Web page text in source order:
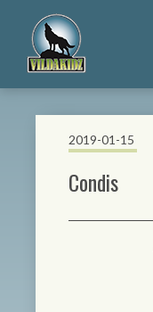
2019-01-15
Condis